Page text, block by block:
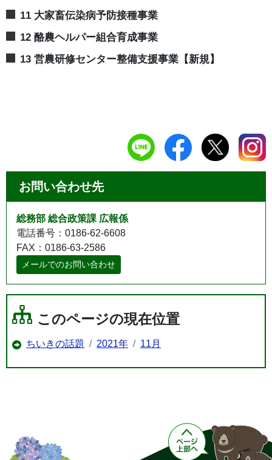
11 大家畜伝染病予防接種事業
12 酪農ヘルパー組合育成事業
13 営農研修センター整備支援事業【新規】
お問い合わせ先
総務部 総合政策課 広報係
電話番号：0186-62-6608
FAX：0186-63-2586
メールでのお問い合わせ
このページの現在位置
ちいきの話題 2021年 11月